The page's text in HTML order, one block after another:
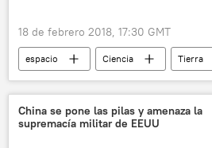
18 de febrero 2018, 17:30 GMT
espacio Ciencia
Tierra
Elon Musk
SpaceX
Tesla
choque
noticias
China se pone las pilas y amenaza la
supremacía militar de EEUU